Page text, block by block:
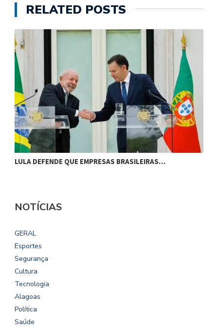
RELATED POSTS
LULA DEFENDE QUE EMPRESAS BRASILEIRAS…
NOTÍCIAS
GERAL
Esportes
Segurança
Cultura
Tecnologia
Alagoas
Política
Saúde